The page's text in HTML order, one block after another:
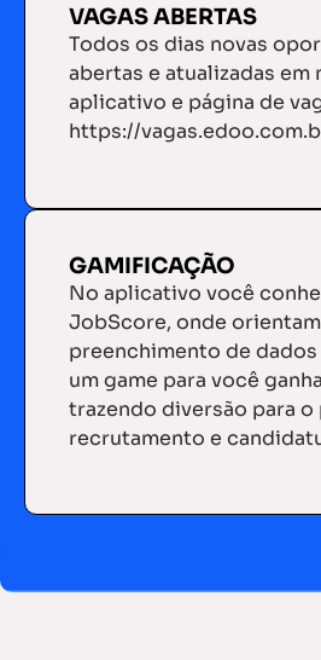
VAGAS ABERTAS
Todos os dias novas
abertas e atualizadas em
aplicativo e página de
https://
GAMIFICAÇÃO
No aplicativo você
JobScore, onde
preenchimento de
um game para você
trazendo diversão para
recrutamento e